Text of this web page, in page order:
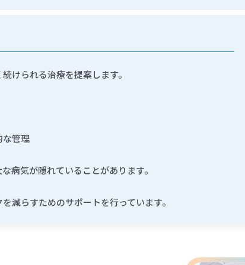
けられる治療を提案します。
な管理
病気が隠れていることがあります。
減らすためのサポートを行っています。